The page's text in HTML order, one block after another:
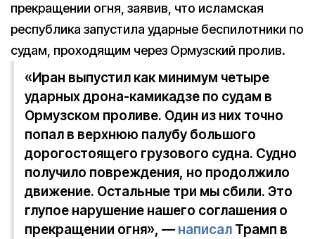
прекращении огня, заявив, что исламская
республика запустила ударные беспилотники по
судам, проходящим через Ормузский пролив.
«Иран выпустил как минимум четыре
ударных дрона-камикадзе по судам в
Ормузском проливе. Один из них точно
попал в верхнюю палубу большого
дорогостоящего грузового судна. Судно
получило повреждения, но продолжило
движение. Остальные три мы сбили. Это
глупое нарушение нашего соглашения о
прекращении огня», — написал Трамп в